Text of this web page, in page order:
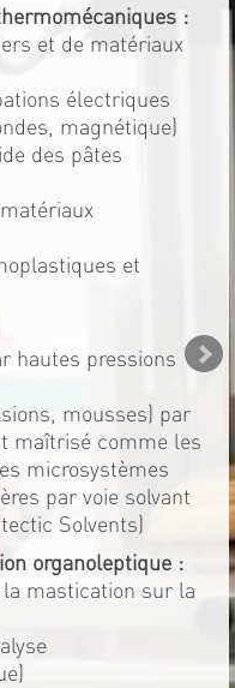
:
et de matériaux
électriques
magnétique)
des pâtes
et
hautes pressions
mousses) par
maîtrisé comme les
microsystèmes
par voie solvant
Solvents)
organoleptique :
mastication sur la